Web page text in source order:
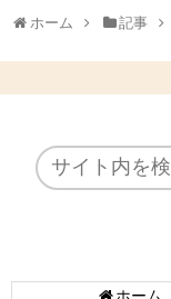
ホーム 記事
ホーム